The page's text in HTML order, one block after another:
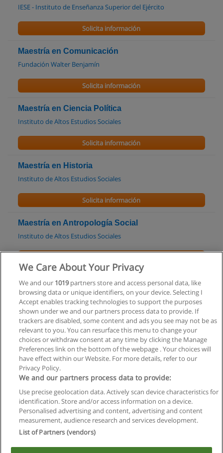
IESE - Instituto de Enseñanza Superior del Ejército
Solicita información
Maestría en Comunicación
Fundación Walter Benjamín
Solicita información
Maestría en Ciencia Política
Instituto de Altos Estudios Sociales
Solicita información
Maestría en Historia
Instituto de Altos Estudios Sociales
Solicita información
Maestría en Antropología Social
Instituto de Altos Estudios Sociales
Curso Literario
Periodismo net
Solicita información
Privacidad de datos
Contactar con Educaedu
Copyright © Educaedu Business S.L. - CIF : B-95610580: -
We Care About Your Privacy
We and our 1019partners store and access personal data, like
browsing data or unique identifiers, on your device. Selecting I
Accept enables tracking technologies to support the purposes
shown under we and our partners process data to provide. If
trackers are disabled, some content and ads you see may not be as
relevant to you. You can resurface this menu to change your
choices or withdraw consent at any time by clicking the Manage
Preferences link on the bottom of the webpage . Your choices will
have effect within our Website. For more details, refer to our
Privacy Policy.
We and our partners process data to provide:
Use precise geolocation data. Actively scan device characteristics for
identification. Store and/or access information on a device.
Personalised advertising and content, advertising and content
measurement, audience research and services development.
List of Partners (vendors)